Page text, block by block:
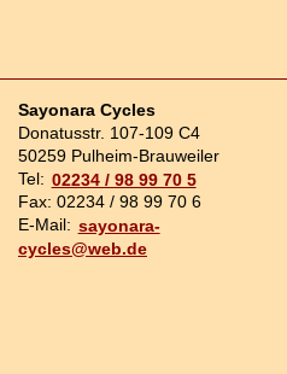
Sayonara Cycles
Donatusstr. 107-109 C4
50259 Pulheim-Brauweiler
Tel: 02234 / 98 99 70 5
Fax: 02234 / 98 99 70 6
E-Mail: sayonara-
cycles@web.de